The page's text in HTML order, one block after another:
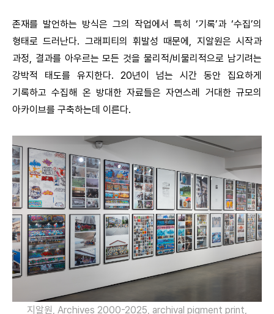
존재를 발언하는 방식은 그의 작업에서 특히 ‘기록’과 ‘수집’의
형태로 드러난다. 그래피티의 휘발성 때문에, 지알원은 시작과
과정, 결과를 아우르는 모든 것을 물리적/비물리적으로 남기려는
강박적 태도를 유지한다. 20년이 넘는 시간 동안 집요하게
기록하고 수집해 온 방대한 자료들은 자연스레 거대한 규모의
아카이브를 구축하는데 이른다.
지알원, Archives 2000-2025, archival pigment print,